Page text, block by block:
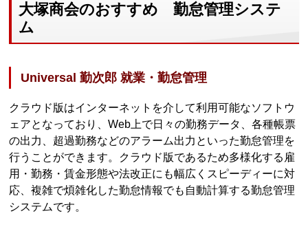
大塚商会のおすすめ 勤怠管理システ
ム
Universal 勤次郎 就業・勤怠管理
クラウド版はインターネットを介して利用可能なソフトウ
ェアとなっており、Web上で日々の勤務データ、各種帳票
の出力、超過勤務などのアラーム出力といった勤怠管理を
行うことができます。クラウド版であるため多様化する雇
用・勤務・賃金形態や法改正にも幅広くスピーディーに対
応、複雑で煩雑化した勤怠情報でも自動計算する勤怠管理
システムです。